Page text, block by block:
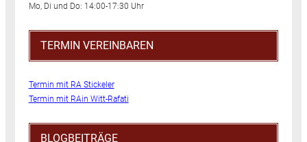
Mo, Di und Do: 14:00-17:30 Uhr
TERMIN VEREINBAREN
Termin mit RA Stickeler
Termin mit RAin Witt-Rafati
BLOGBEITRÄGE